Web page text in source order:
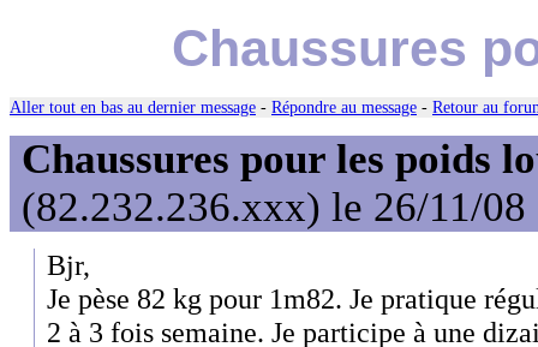
Chaussures
Aller tout en bas au dernier message - Répondre au message - Retour au
Chaussures pour les poids
(82.232.236.xxx) le 26/11/08
Bjr,
Je pèse 82 kg pour 1m82. Je pratique
2 à 3 fois semaine. Je participe à une